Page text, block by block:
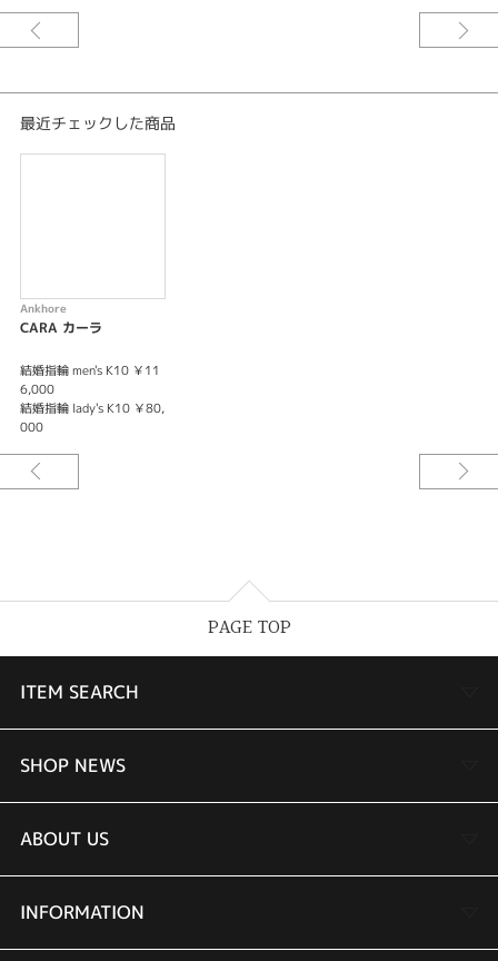
Ankhore 【CARA】カーラ -愛しい君へ-
優しいカーブラインが印象的な結婚指輪（マリッジリング）。
女性用の結婚指輪にはミル打ちとセンターにダイヤモンドが入り、男性用の
※価格は税込みになります。
最近チェックした商品
Ankhore
CARA カーラ
結婚指輪 men's K10 ￥11
6,000
結婚指輪 lady's K10 ￥80,
000
PAGE TOP
ITEM SEARCH
婚約指輪
結婚指輪
セットリング
SHOP NEWS
TAKEUCHI BRIDAL金沢本店情報
商品一覧
ABOUT US
会社概要
INFORMATION